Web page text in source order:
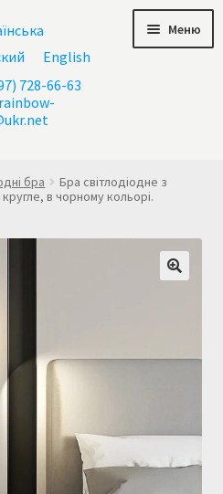
English
728-66-63
rainbow-
Меню
бра
Бра світлодіодне з
в чорному кольорі.